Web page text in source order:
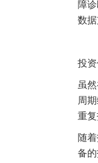
障
数据
投
虽
周
重复
随
备